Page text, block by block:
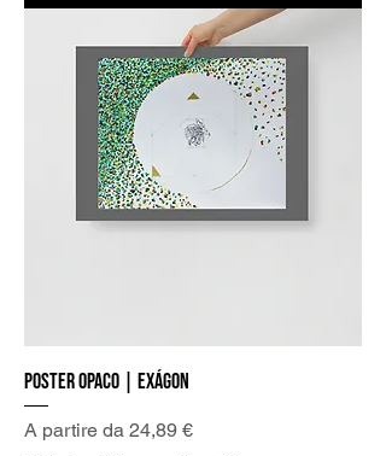
Poster Opaco | Exágon
A partire da 24,89 €
Prezzo scontato